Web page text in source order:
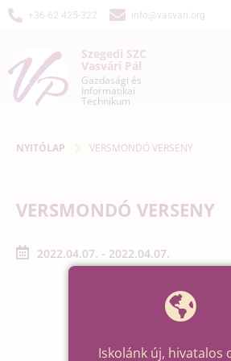
+36-62 425-322 info@vasvari.org
Szegedi SZC
Vasvári Pál
Gazdasági és
Informatikai
Technikum
NYITÓLAP VERSMONDÓ VERSENY
VERSMONDÓ VERSENY
2022.04.07. - 2022.04.07.
Iskolánk új, hivatalos